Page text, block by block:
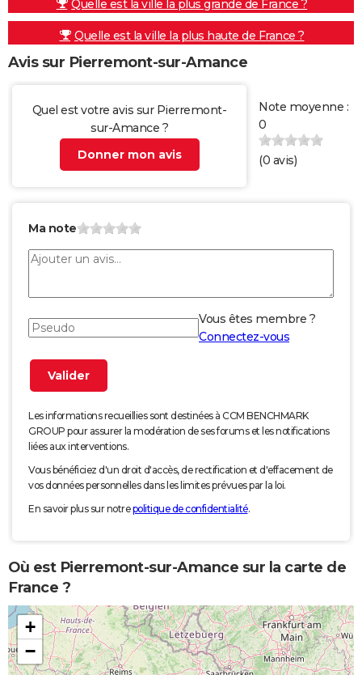
Quelle est la ville la plus grande de France ?
Quelle est la ville la plus haute de France ?
Avis sur Pierremont-sur-Amance
Quel est votre avis sur Pierremont-
sur-Amance ?
Donner mon avis
Note moyenne :
0
(0 avis)
Ma note
Vous êtes membre ?
Connectez-vous
Les informations recueillies sont destinées à CCM BENCHMARK
GROUP pour assurer la modération de ses forums et les notifications
liées aux interventions.
Vous bénéficiez d'un droit d'accès, de rectification et d'effacement de
vos données personnelles dans les limites prévues par la loi.
En savoir plus sur notrepolitique de confidentialité.
Où est Pierremont-sur-Amance sur la carte de
France ?
+
−